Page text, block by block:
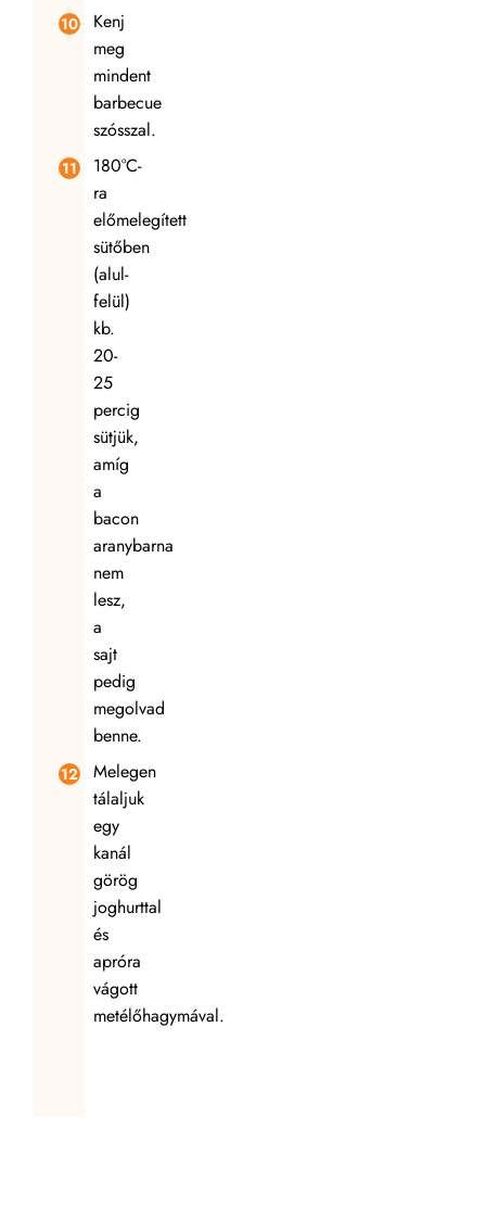
Kenj
meg
mindent
barbecue
szósszal.
180°C-
ra
előmelegített
sütőben
(alul-
felül)
kb.
20-
25
percig
sütjük,
amíg
a
bacon
aranybarna
nem
lesz,
a
sajt
pedig
megolvad
benne.
Melegen
tálaljuk
egy
kanál
görög
joghurttal
és
apróra
vágott
metélőhagymával.